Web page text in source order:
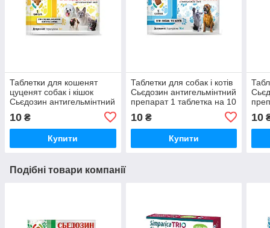
Таблетки для кошенят
цуценят собак і кішок
Сьєдозин антигельмінтний
препарат 1 таблетка на 2
кг №1 Круг
10 ₴
Купити
Таблетки для собак і котів
Сьєдозин антигельмінтний
препарат 1 таблетка на 10
10₴
Купити
10
Подібні товари компанії